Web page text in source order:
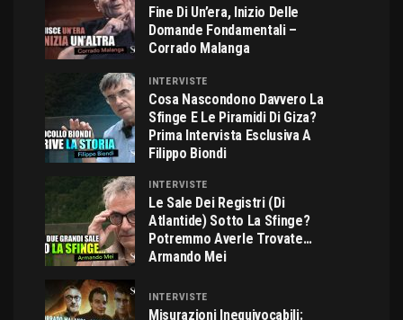
Fine Di Un’era, Inizio Delle
Domande Fondamentali –
Corrado Malanga
INTERVISTE
Cosa Nascondono Davvero La
Sfinge E Le Piramidi Di Giza?
Prima Intervista Esclusiva A
Filippo Biondi
INTERVISTE
Le Sale Dei Registri (di
Atlantide) Sotto La Sfinge?
Potremmo Averle Trovate…
Armando Mei
INTERVISTE
Misurazioni Inequivocabili: